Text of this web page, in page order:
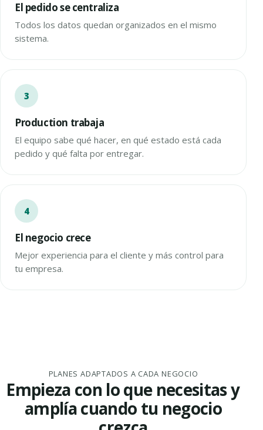
El pedido se centraliza
Todos los datos quedan organizados en el mismo
sistema.
Production trabaja
El equipo sabe qué hacer, en qué estado está cada
pedido y qué falta por entregar.
El negocio crece
Mejor experiencia para el cliente y más control para
tu empresa.
PLANES ADAPTADOS A CADA NEGOCIO
Empieza con lo que necesitas y
amplía cuando tu negocio